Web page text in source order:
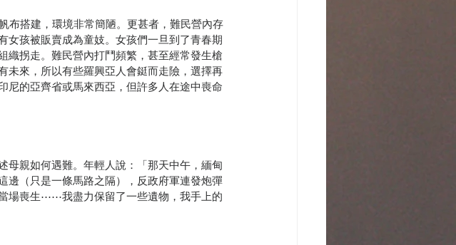
布搭建，環境非常簡陋。更甚者，難民營內存
女孩被販賣成為童妓。女孩們一旦到了青春期
織拐走。難民營內打鬥頻繁，甚至經常發生槍
未來，所以有些羅興亞人會鋌而走險，選擇再
尼的亞齊省或馬來西亞，但許多人在途中喪命
母親如何遇難。年輕人說：「那天中午，緬甸
邊（只是一條馬路之隔），反政府軍連發炮彈
場喪生⋯⋯我盡力保留了一些遺物，我手上的